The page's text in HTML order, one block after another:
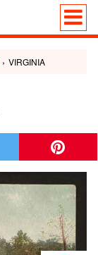
› VIRGINIA